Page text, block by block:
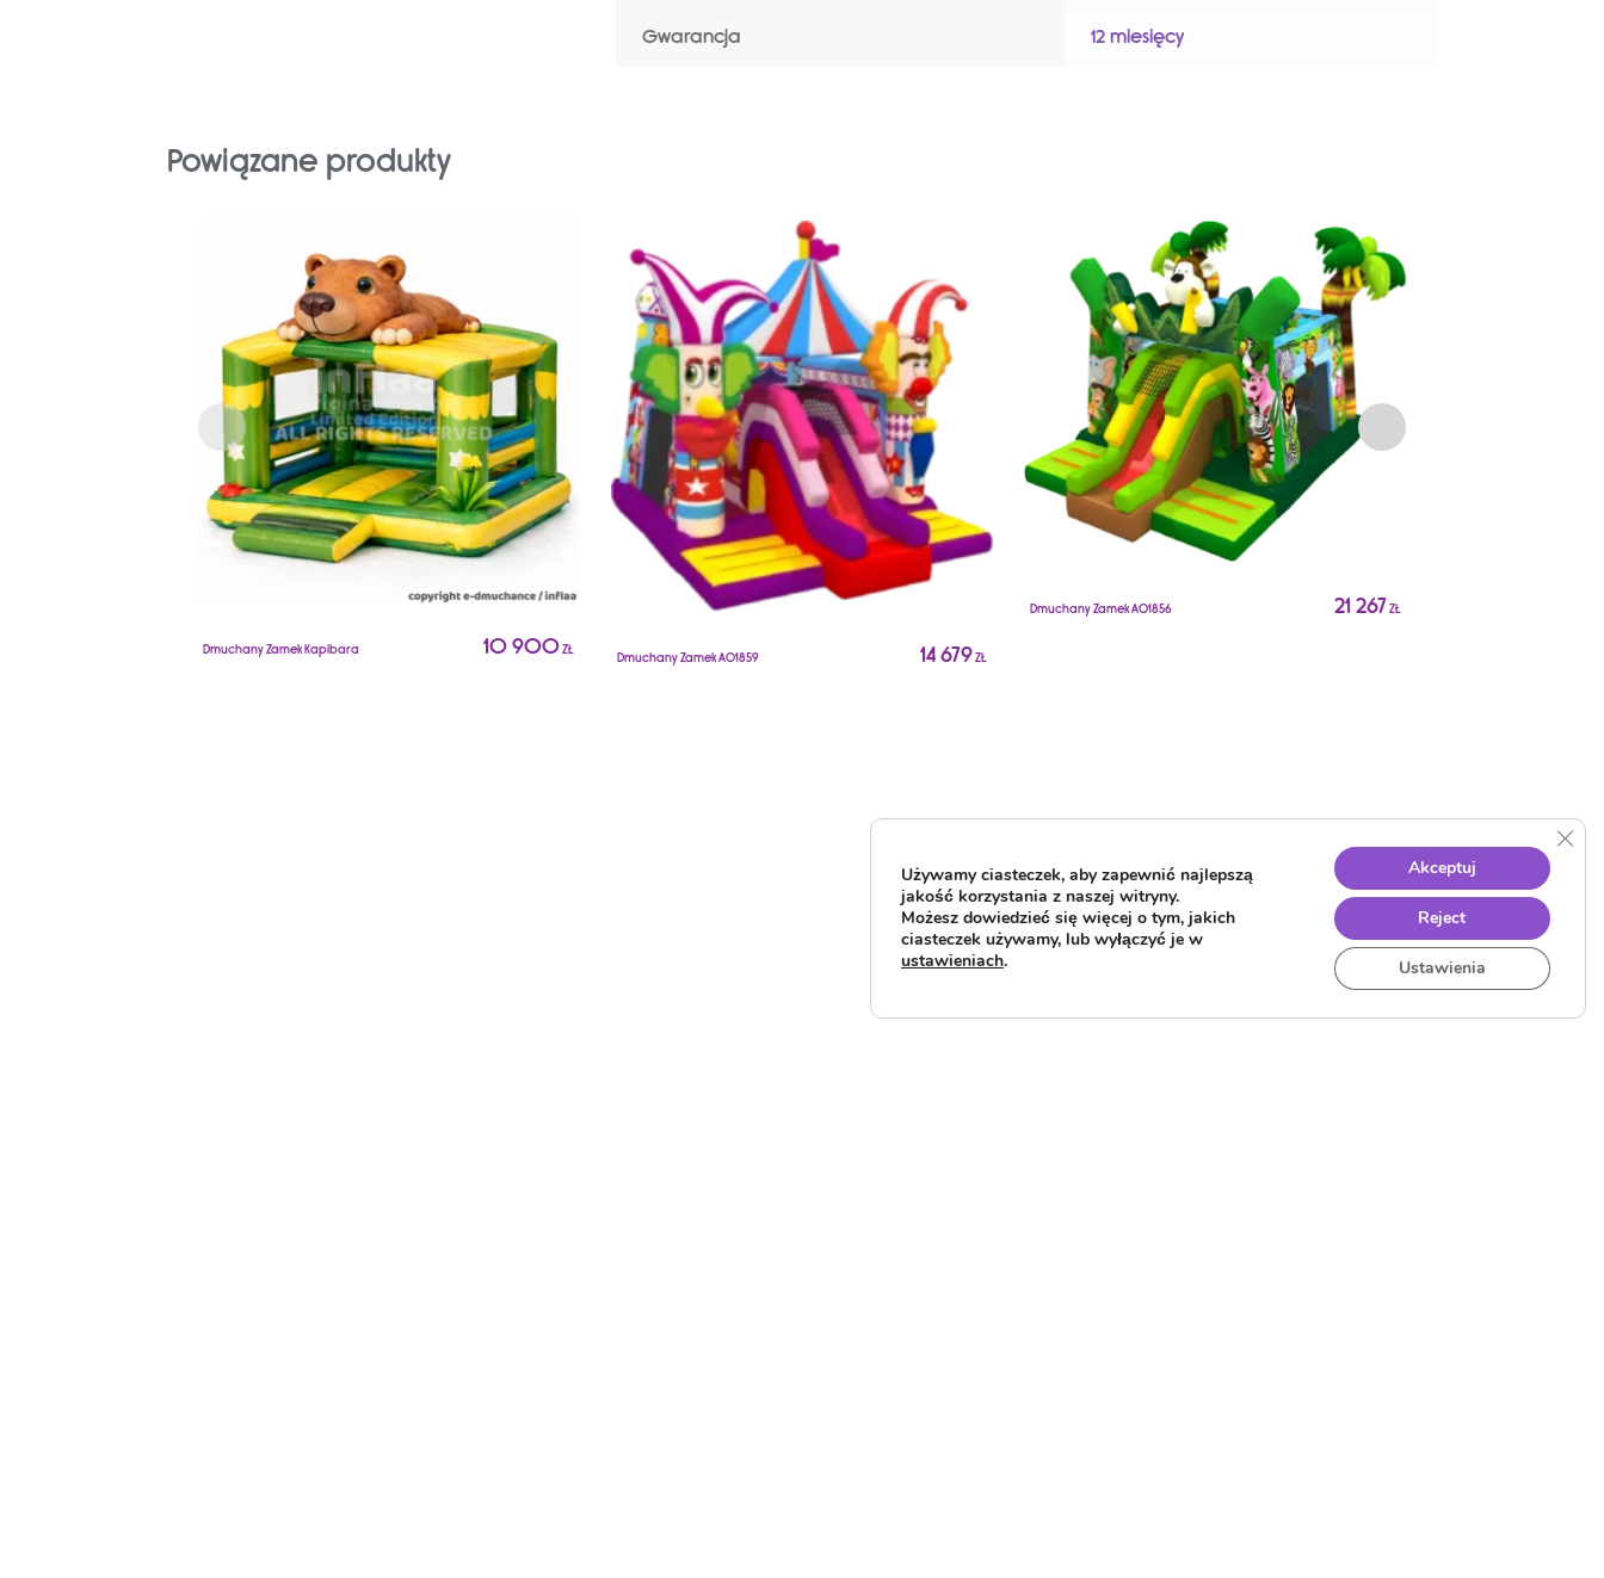
Gwarancja 12 miesięcy
Powiązane produkty
Dmuchany Zamek Kapibara 10 900ZŁ Dmuchany Zamek A01859 14 679ZŁ
Dmuchany Zamek A01856 21 267ZŁ
Używamy ciasteczek, aby zapewnić najlepszą
jakość korzystania z naszej witryny.
Możesz dowiedzieć się więcej o tym, jakich
ciasteczek używamy, lub wyłączyć je w
ustawieniach.
Akceptuj
Reject
Ustawienia